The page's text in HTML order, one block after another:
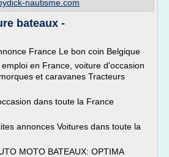
nautisme.com
bateaux -
France Le bon coin Belgique
en France, voiture d'occasion
et caravanes Tracteurs
dans toute la France
annonces Voitures dans toute la
MOTO BATEAUX: OPTIMA